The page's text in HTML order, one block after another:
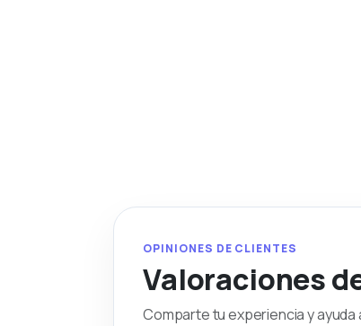
OPINIONES DE CLIENTES
Valoraciones
Comparte tu experiencia y